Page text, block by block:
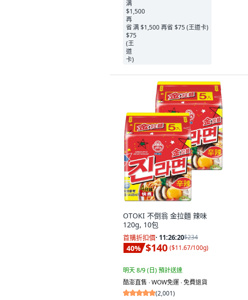
满 $1,500 再省 $75 (王道卡)
OTOKI 不倒翁 金拉麵 辣味
120g, 10包
首購折扣價· 11:26:19$234
40% $140 ($11.67/100g)
明天 8/9 (日)預計送達
酷澎直售 ∙ WOW免運 ∙ 免費退貨
(2,001)